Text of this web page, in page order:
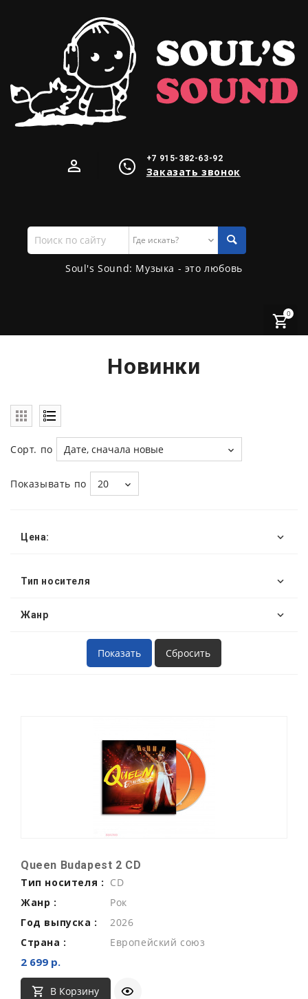
+7 915-382-63-92
Заказать звонок
Поиск
по
сайту
Soul's Sound: Музыка - это любовь
0
Новинки
Сорт. по Дате, сначала новые
Показывать по 20
Цена:
Тип носителя
Жанр
Queen Budapest 2 CD
Тип носителя : CD
Жанр :
Рок
Год выпуска :
2026
Страна :
Европейский союз
2 699 р.
В Корзину